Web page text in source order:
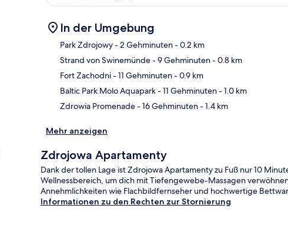
In der Umgebung
Park Zdrojowy- 2 Gehminuten- 0.2 km
Strand von Swinemünde- 9 Gehminuten- 0.8 km
Fort Zachodni- 11 Gehminuten- 0.9 km
Baltic Park Molo Aquapark- 11 Gehminuten- 1.0 km
Zdrowia Promenade- 16 Gehminuten- 1.4 km
Mehr anzeigen
Zdrojowa Apartamenty
Dank der tollen Lage ist Zdrojowa Apartamenty zu Fuß nur 10
Wellnessbereich, um dich mit Tiefengewebe-Massagen
Annehmlichkeiten wie Flachbildfernseher und hochwertige
Informationen zu den Rechten zur Stornierung